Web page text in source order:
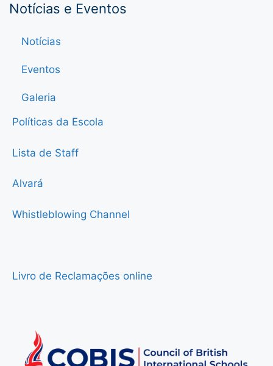
Notícias e Eventos
Notícias
Eventos
Galeria
Políticas da Escola
Lista de Staff
Alvará
Whistleblowing Channel
Livro de Reclamações online